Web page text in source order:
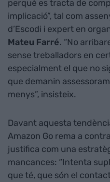
perquè es tracta de
implicació”, tal com
d’Escodi i expert en
Mateu Farré. “No
sense treballadors en
especialment el que no
que demanin
menys”, insisteix.
Davant aquesta
Amazon Go rema a
justifica com una
mancances: “Intenta
que té, que són el